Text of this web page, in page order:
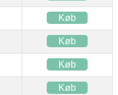
Køb
Køb
Køb
Køb